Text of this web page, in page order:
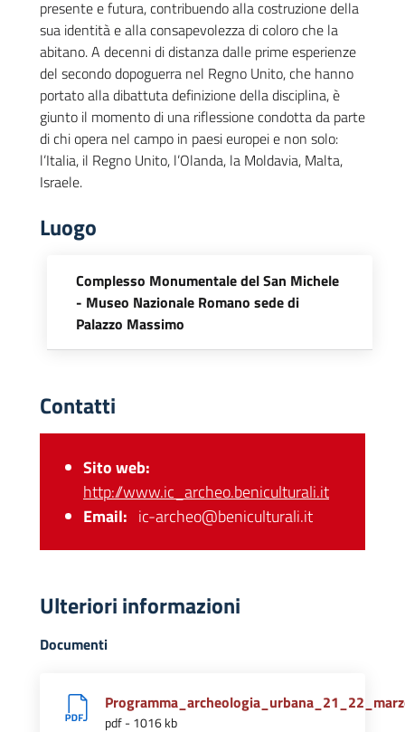
presente e futura, contribuendo alla costruzione della
sua identità e alla consapevolezza di coloro che la
abitano. A decenni di distanza dalle prime esperienze
del secondo dopoguerra nel Regno Unito, che hanno
portato alla dibattuta definizione della disciplina, è
giunto il momento di una riflessione condotta da parte
di chi opera nel campo in paesi europei e non solo:
l’Italia, il Regno Unito, l’Olanda, la Moldavia, Malta,
Israele.
Luogo
Complesso Monumentale del San Michele
- Museo Nazionale Romano sede di
Palazzo Massimo
Contatti
Sito web:
http://www.ic_archeo.beniculturali.it
Email: ic-archeo@beniculturali.it
Ulteriori informazioni
Documenti
pdf - 1016 kb